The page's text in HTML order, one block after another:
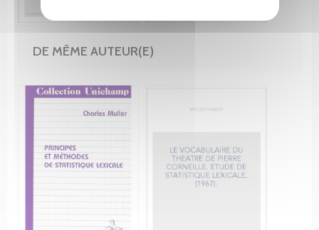
DE MÊME AUTEUR(E)